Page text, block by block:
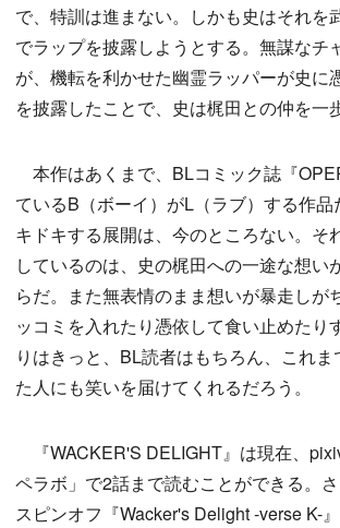
で、特訓は進まない。しかも史はそれを
でラップを披露しようとする。無謀なチ
が、機転を利かせた幽霊ラッパーが史に
を披露したことで、史は梶田との仲を一
本作はあくまで、BLコミック誌『
ているB（ボーイ）がL（ラブ）する作品
キドキする展開は、今のところない。そ
しているのは、史の梶田への一途な想い
らだ。また無表情のまま想いが暴走しが
ッコミを入れたり憑依して食い止めたり
りはきっと、BL読者はもちろん、これ
た人にも笑いを届けてくれるだろう。
『WACKER'S DELIGHT』は現在、
ペラボ」で2話まで読むことができる。
スピンオフ『Wacker's Delight -verse K-』